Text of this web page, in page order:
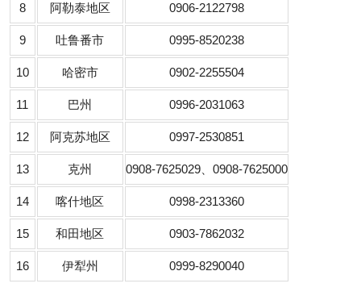
8 阿勒泰地区 0906-2122798
9 吐鲁番市 0995-8520238
10 哈密市 0902-2255504
11 巴州 0996-2031063
12 阿克苏地区 0997-2530851
13 克州 0908-7625029、0908-7625000
14 喀什地区 0998-2313360
15 和田地区 0903-7862032
16 伊犁州 0999-8290040